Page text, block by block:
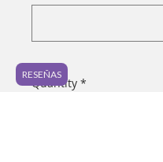
Quantity *
RESEÑAS